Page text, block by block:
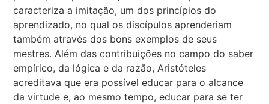
caracteriza a imitação, um dos princípios do
aprendizado, no qual os discípulos aprenderiam
também através dos bons exemplos de seus
mestres. Além das contribuições no campo do saber
empírico, da lógica e da razão, Aristóteles
acreditava que era possível educar para o alcance
da virtude e, ao mesmo tempo, educar para se ter